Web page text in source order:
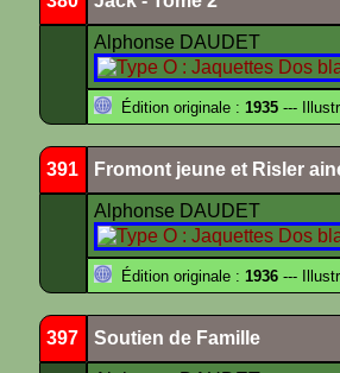
Alphonse DAUDET
Édition originale : 1935 ---
391 Fromont jeune et Risler
Alphonse DAUDET
Édition originale : 1936 ---
397 Soutien de Famille